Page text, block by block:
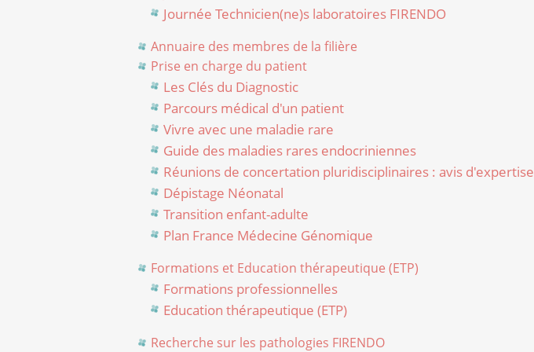
Journée Technicien(ne)s laboratoires FIRENDO
Annuaire des membres de la filière
Prise en charge du patient
Les Clés du Diagnostic
Parcours médical d'un patient
Vivre avec une maladie rare
Guide des maladies rares endocriniennes
Réunions de concertation pluridisciplinaires : avis d'expertise
Dépistage Néonatal
Transition enfant-adulte
Plan France Médecine Génomique
Formations et Education thérapeutique (ETP)
Formations professionnelles
Education thérapeutique (ETP)
Recherche sur les pathologies FIRENDO